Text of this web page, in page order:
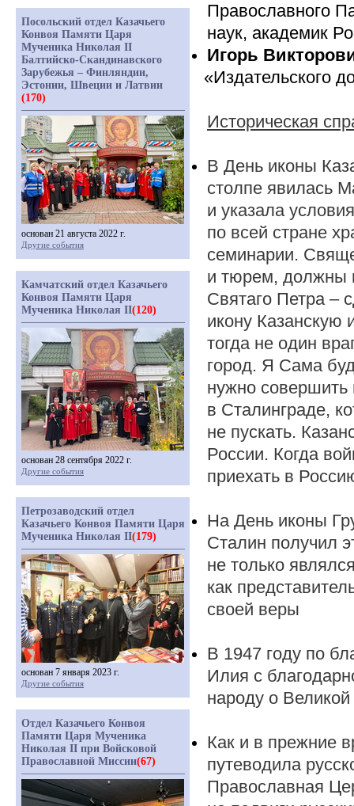
Православного
наук, академик
Игорь
«Издательского
Историческая
В День иконы
столпе явилась
и указала
по всей стране
семинарии.
и тюрем, должны
Святаго Петра –
икону Казанскую
тогда не один
город. Я Сама
нужно
в Сталинграде,
не пускать.
России. Когда
приехать в
На День иконы
Сталин получил
не только
как
своей веры
В 1947 году по
Илия с
народу о
Как и в прежние
путеводила
Православная
Посольский отдел Казачьего
Конвоя Памяти Царя
Мученика Николая II
Балтийско-Скандинавского
Зарубежья – Финляндии,
Эстонии, Швеции и Латвии
(170)
основан 21 августа 2022 г.
Другие события
Камчатский отдел Казачьего
Конвоя Памяти Царя
Мученика Николая II(120)
основан 28 сентября 2022 г.
Другие события
Петрозаводский отдел
Казачьего Конвоя Памяти Царя
Мученика Николая II(179)
основан 7 января 2023 г.
Другие события
Отдел Казачьего Конвоя
Памяти Царя Мученика
Николая II при Войсковой
Православной Миссии(67)